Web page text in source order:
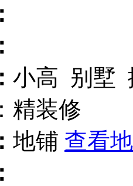
小高 别墅
精装修
地铺 查看